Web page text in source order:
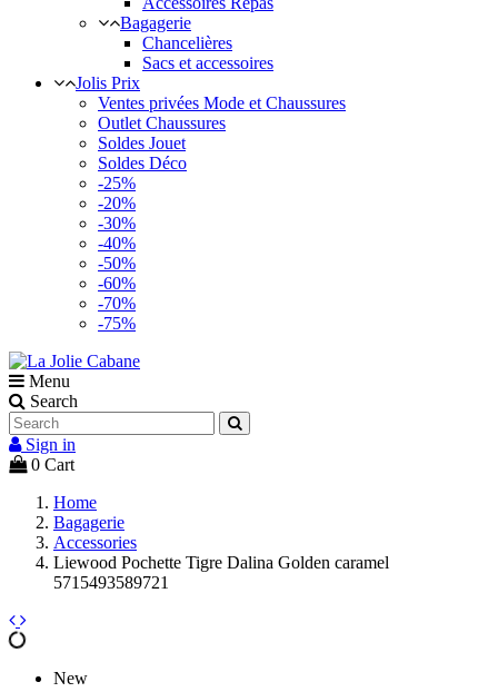
Bagagerie
Chancelières
Sacs et accessoires
Jolis Prix
Ventes privées Mode et Chaussures
Outlet Chaussures
Soldes Jouet
Soldes Déco
-25%
-20%
-30%
-40%
-50%
-60%
-70%
-75%
Menu
Search
Sign in
0 Cart
Home
Bagagerie
Accessories
Liewood Pochette Tigre Dalina Golden caramel
5715493589721
New